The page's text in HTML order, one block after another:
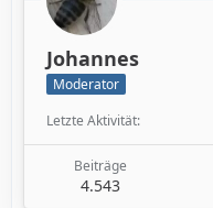
Johannes
Moderator
Letzte Aktivität
Beiträge
4.543